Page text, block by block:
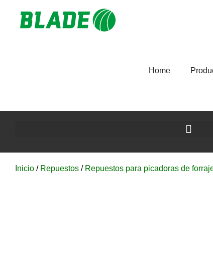
Home
Inicio / Repuestos / Repuestos para picadoras de